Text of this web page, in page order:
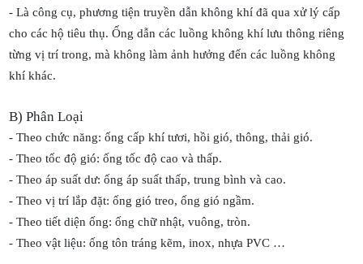
- Là công cụ, phương tiện truyền dẫn không khí đã qua xử lý cấp
cho các hộ tiêu thụ. Ống dẫn các luồng không khí lưu thông riêng
từng vị trí trong, mà không làm ảnh hưởng đến các luồng không
khí khác.
B) Phân Loại
- Theo chức năng: ống cấp khí tươi, hồi gió, thông, thải gió.
- Theo tốc độ gió: ống tốc độ cao và thấp.
- Theo áp suất dư: ống áp suất thấp, trung bình và cao.
- Theo vị trí lắp đặt: ống gió treo, ống gió ngầm.
- Theo tiết diện ống: ống chữ nhật, vuông, tròn.
- Theo vật liệu: ống tôn tráng kẽm, inox, nhựa PVC …